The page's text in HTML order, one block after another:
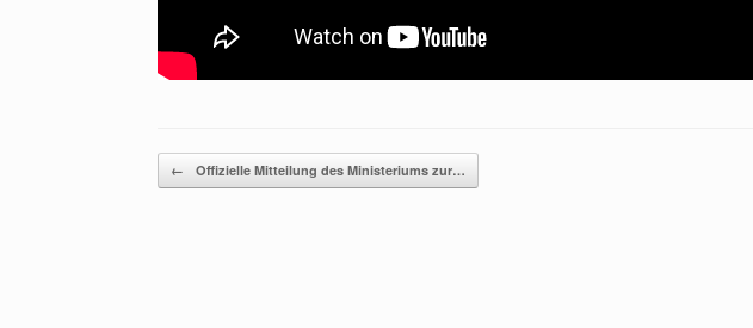
Beitragsnavigation
← Offizielle Mitteilung des Ministeriums zur…